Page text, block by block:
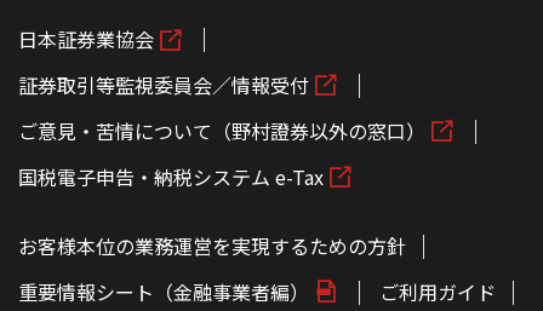
日本証券業協会
証券取引等監視委員会／情報受付
ご意見・苦情について（野村證券以外の窓口）
国税電子申告・納税システム e-Tax
お客様本位の業務運営を実現するための方針
重要情報シート（金融事業者編）
ご利用ガイド